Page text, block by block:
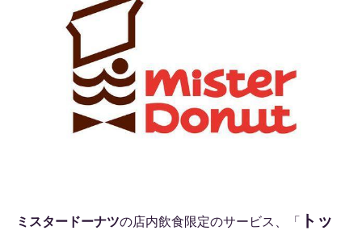
ミスタードーナツの店内飲食限定のサービス、「
トッ